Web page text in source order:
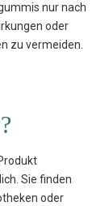
nur nach
oder
zu vermeiden.
Sie finden
oder